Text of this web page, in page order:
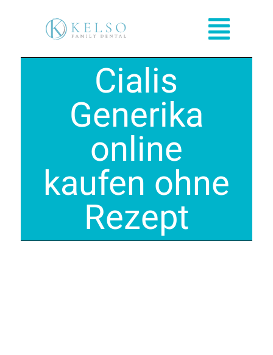
content
OFFICE INFO
OUR SERVICES
Cialis
Generika
online
kaufen ohne
Rezept